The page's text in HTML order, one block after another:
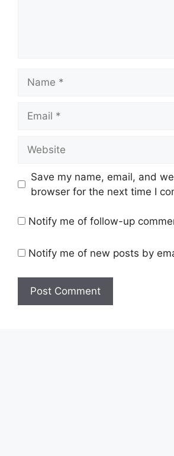
Save my name, email, and
browser for the next time I
Notify me of follow-up
Notify me of new posts by